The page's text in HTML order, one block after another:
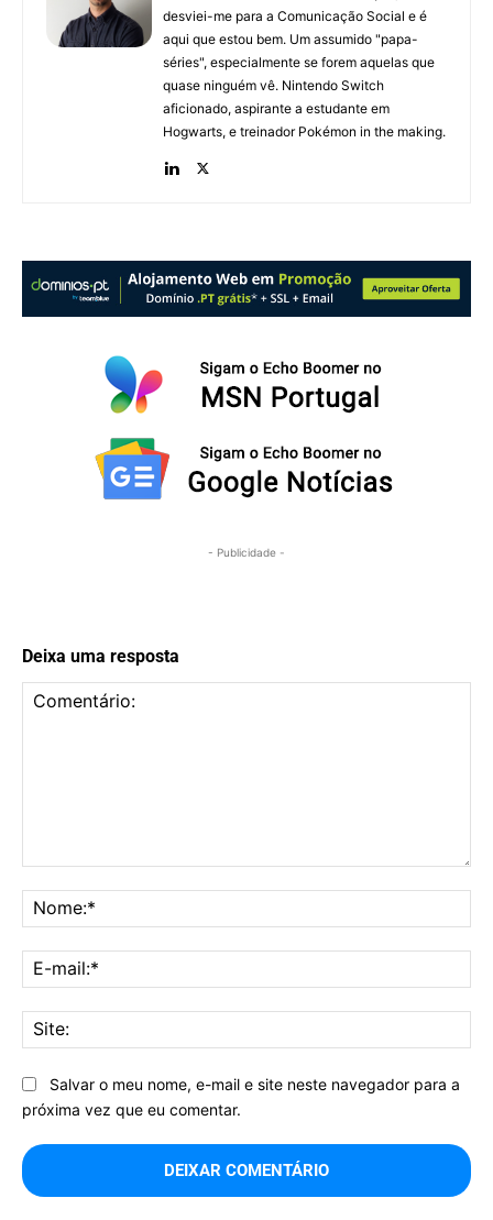
desviei-me para a Comunicação Social e é
aqui que estou bem. Um assumido "papa-
séries", especialmente se forem aquelas que
quase ninguém vê. Nintendo Switch
aficionado, aspirante a estudante em
Hogwarts, e treinador Pokémon in the making.
- Publicidade -
Deixa uma resposta
Salvar o meu nome, e-mail e site neste navegador para a
próxima vez que eu comentar.